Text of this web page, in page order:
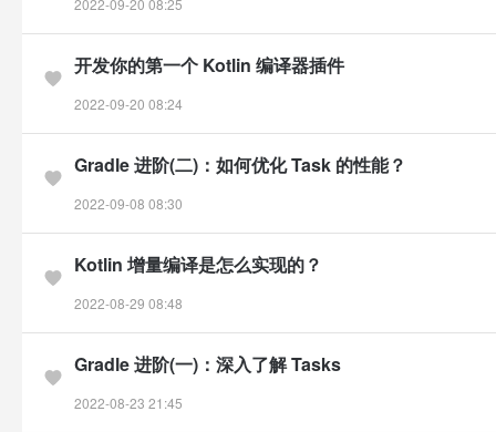
2022-09-20 08:25
开发你的第一个 Kotlin 编译器插件
2022-09-20 08:24
Gradle 进阶(二)：如何优化 Task 的性能？
2022-09-08 08:30
Kotlin 增量编译是怎么实现的？
2022-08-29 08:48
Gradle 进阶(一)：深入了解 Tasks
2022-08-23 21:45